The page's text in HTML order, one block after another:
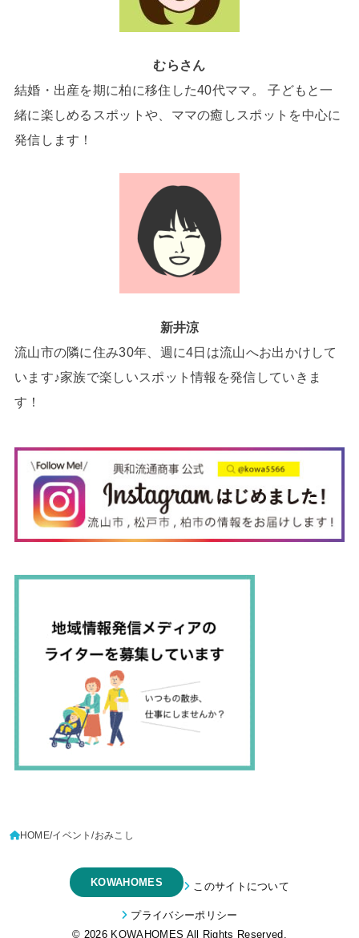
むらさん
結婚・出産を期に柏に移住した40代ママ。 子どもと一
緒に楽しめるスポットや、ママの癒しスポットを中心に
発信します！
新井涼
流山市の隣に住み30年、週に4日は流山へお出かけして
います♪家族で楽しいスポット情報を発信していきま
す！
HOME イベント おみこし
KOWAHOMES このサイトについて
プライバシーポリシー
© 2026 KOWAHOMES All Rights Reserved.